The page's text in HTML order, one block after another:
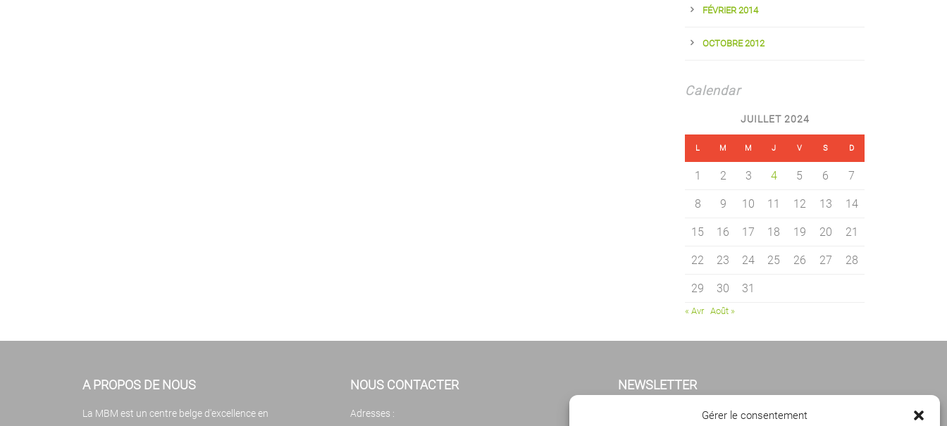
Gérer le consentement
FÉVRIER 2014
OCTOBRE 2012
Calendar
JUILLET 2024
L M M J V S D
1 2 3 4 5 6 7
8 9 10 11 12 13 14
15 16 17 18 19 20 21
22 23 24 25 26 27 28
29 30 31
« Avr Août »
A PROPOS DE NOUS
La MBM est un centre belge d'excellence en
NOUS CONTACTER
Adresses :
NEWSLETTER
Cliquez ci-dessous pour vous abonner à notre